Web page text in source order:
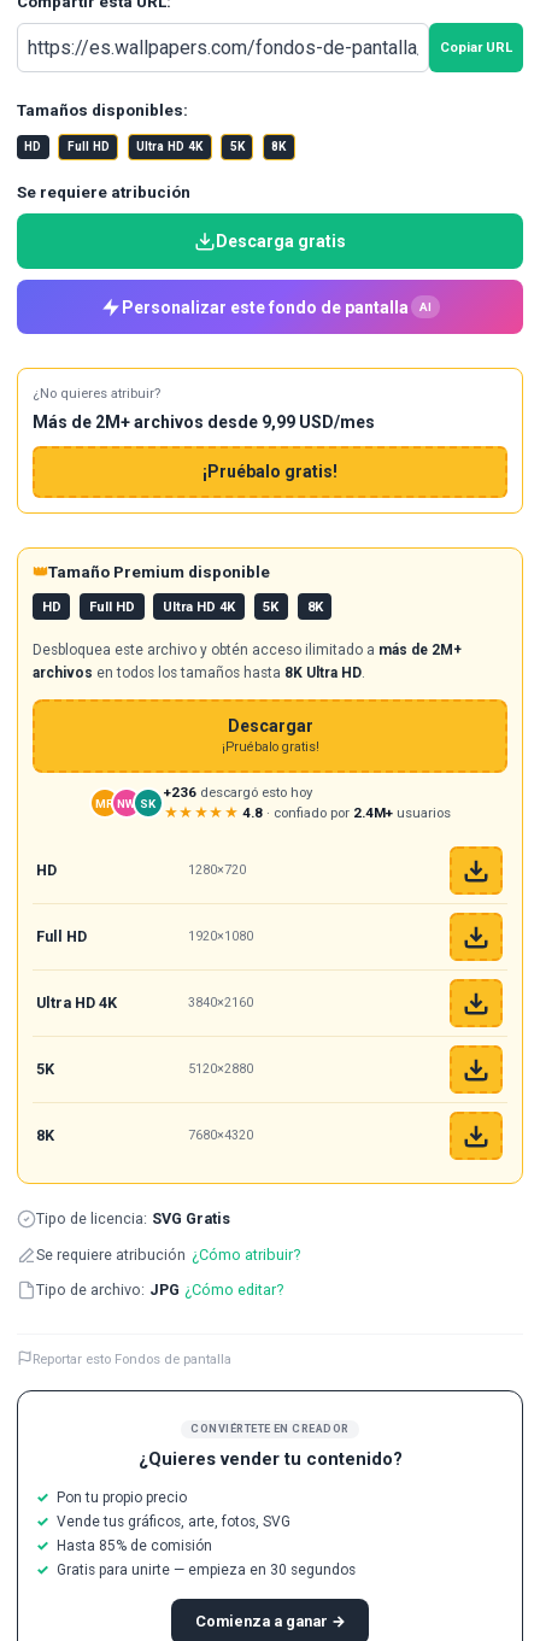
Copiar URL
Tamaños disponibles:
HD Full HD Ultra HD 4K 5K 8K
CONVIÉRTETE EN CREADOR
¿Quieres vender tu contenido?
Pon tu propio precio
Vende tus gráficos, arte, fotos, SVG
Hasta 85% de comisión
Gratis para unirte — empieza en 30 segundos
Comienza a ganar →
Se requiere atribución
Descarga gratis
Personalizar este fondo de pantalla AI
¿No quieres atribuir?
Más de 2M+ archivos desde 9,99 USD/mes
¡Pruébalo gratis!
👑Tamaño Premium disponible
HD Full HD Ultra HD 4K 5K 8K
Desbloquea este archivo y obtén acceso ilimitado a más de 2M+
archivos en todos los tamaños hasta 8K Ultra HD.
Descargar
¡Pruébalo gratis!
MR NW SK
+236descargó esto hoy
★★★★★ 4.8 · confiado por 2.4M+ usuarios
HD 1280×720
Full HD 1920×1080
Ultra HD 4K 3840×2160
5K 5120×2880
8K 7680×4320
Tipo de licencia: SVG Gratis
Se requiere atribución ¿Cómo atribuir?
Tipo de archivo: JPG ¿Cómo editar?
Reportar esto Fondos de pantalla